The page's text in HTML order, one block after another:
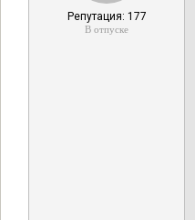
Репутация: 177
В отпуске